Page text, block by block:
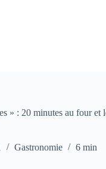
» : 20 minutes au four
Gastronomie 6 min